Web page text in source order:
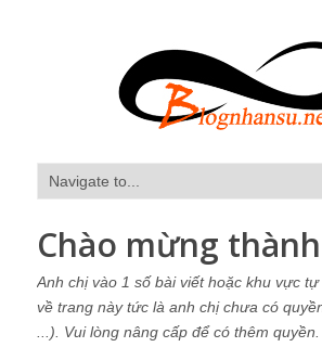
Chào mừng
Anh chị vào 1 số bài viết hoặc khu vực
về trang này tức là anh chị chưa có
...). Vui lòng nâng cấp để có thêm